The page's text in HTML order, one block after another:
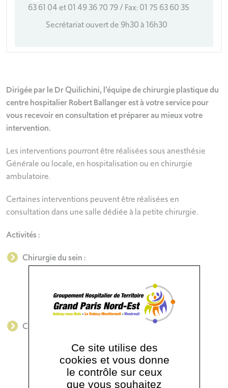
63 61 04 et 01 49 36 70 79 / Fax: 01 75 63 60 35
Secrétariat ouvert de 9h30 à 16h30
Dirigée par le Dr Quilichini, l’équipe de chirurgie plastique du
centre hospitalier Robert Ballanger est à votre service pour
vous recevoir en consultation et préparer au mieux votre
intervention.
Les interventions pourront être réalisées sous anesthésie
Générale ou locale, en hospitalisation ou en chirurgie
ambulatoire.
Certaines interventions peuvent être réalisées en
consultation dans une salle dédiée à la petite chirurgie.
Activités :
Chirurgie du sein :
Lifting mammaire
Correction de malformation
Chirurgie de la silhouette
Lifting des bras et des cuisses
Lipoaspiration
Ce site utilise des
cookies et vous donne
le contrôle sur ceux
que vous souhaitez